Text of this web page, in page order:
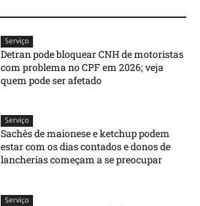
Serviço
Detran pode bloquear CNH de motoristas
com problema no CPF em 2026; veja
quem pode ser afetado
Serviço
Sachês de maionese e ketchup podem
estar com os dias contados e donos de
lancherias começam a se preocupar
Serviço